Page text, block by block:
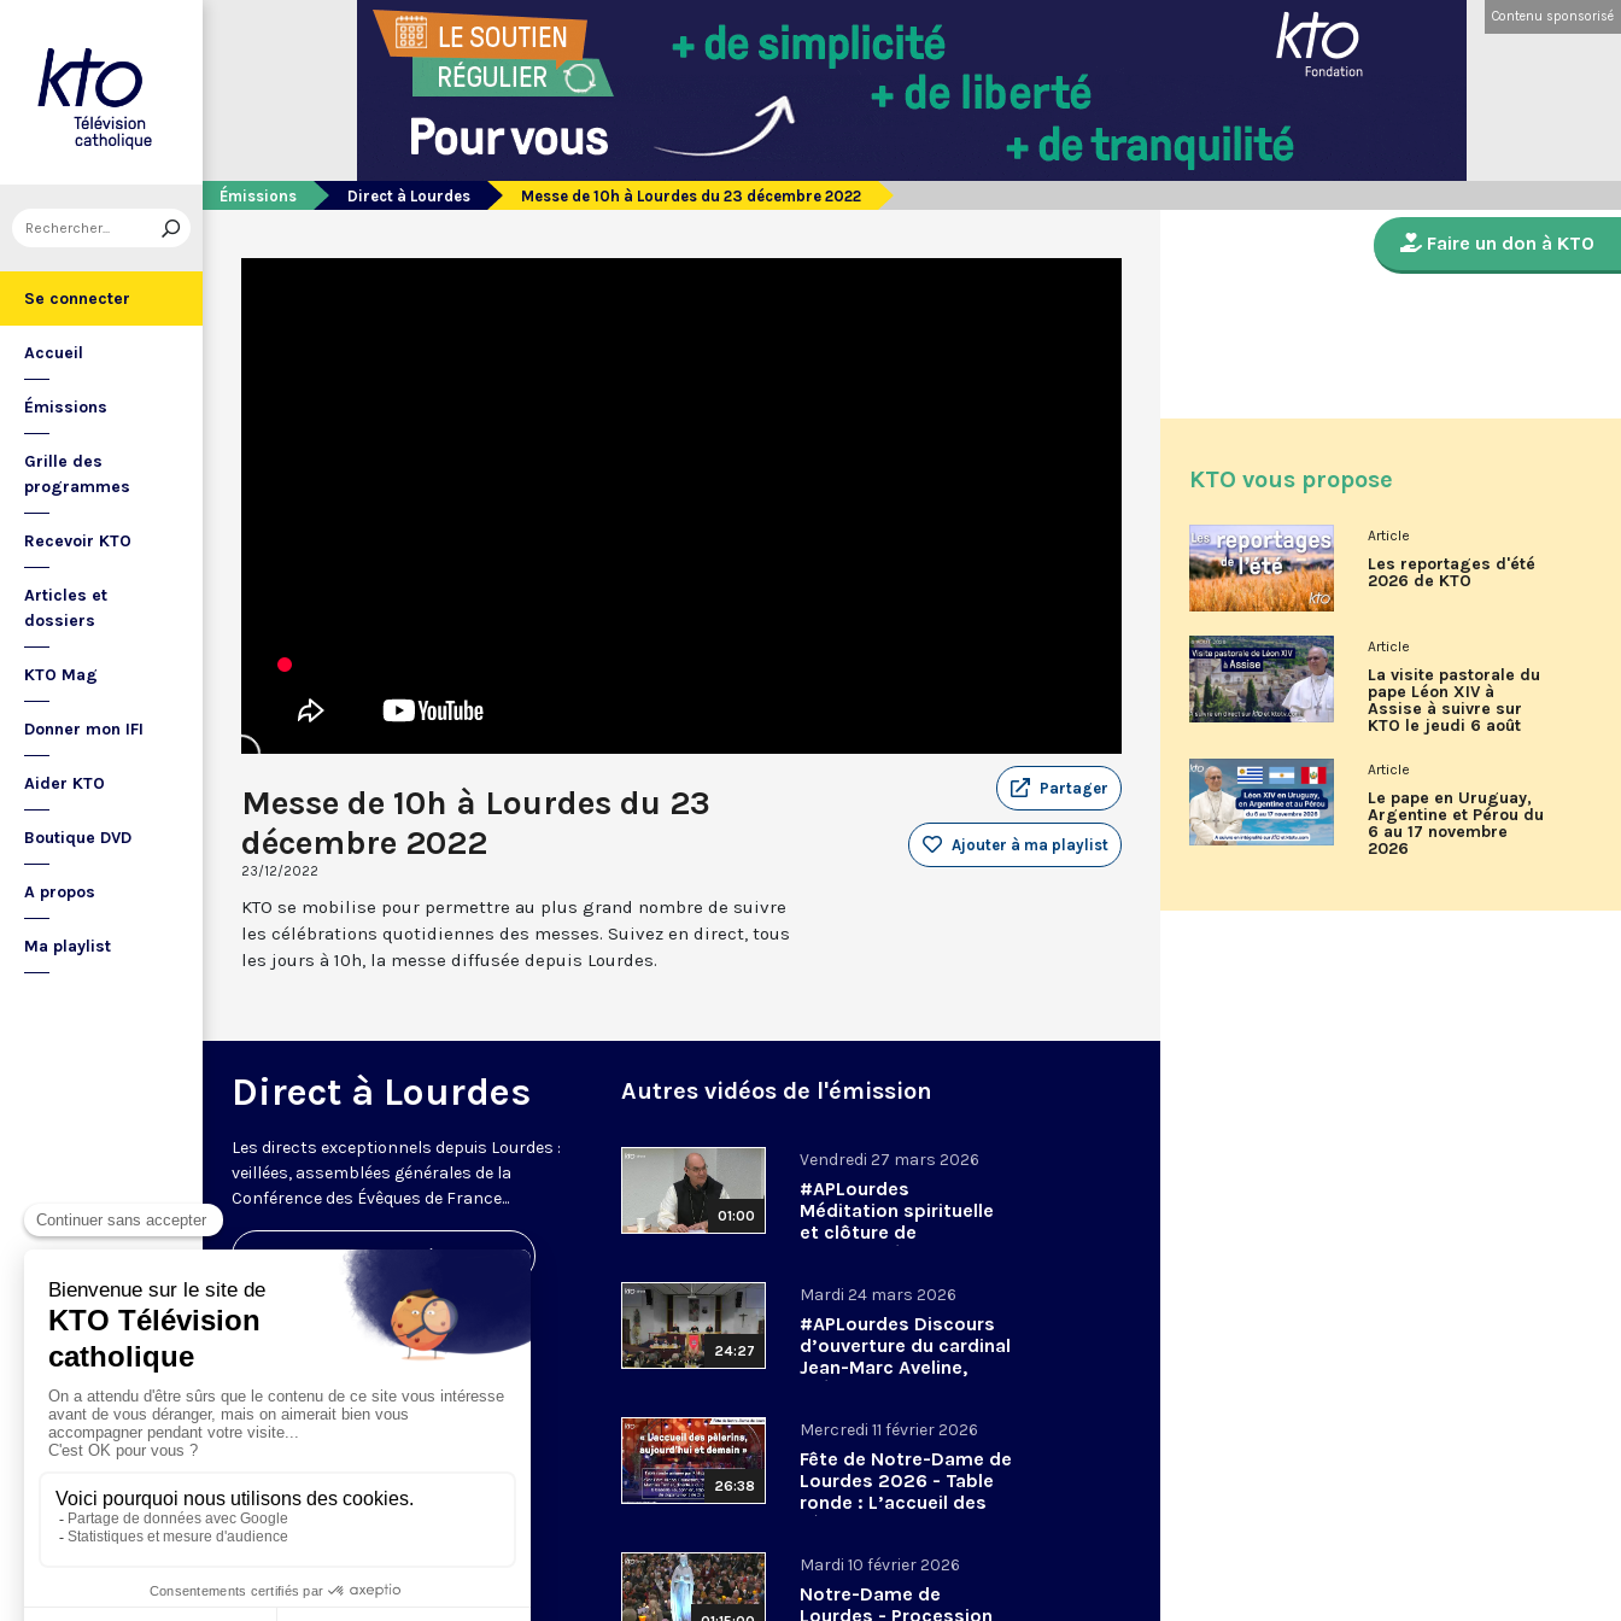
Se connecter
Accueil
Émissions
Grille des
programmes
Recevoir KTO
Articles et
dossiers
KTO Mag
Donner mon IFI
Aider KTO
Boutique DVD
A propos
Ma playlist
Contenu sponsorisé
Émissions Direct à Lourdes Messe de 10h à Lourdes du 23 décembre 2022
Messe de 10h à Lourdes du 23
décembre 2022
23/12/2022
Partager
Ajouter à ma playlist
KTO se mobilise pour permettre au plus grand nombre de suivre
les célébrations quotidiennes des messes. Suivez en direct, tous
les jours à 10h, la messe diffusée depuis Lourdes.
Direct à Lourdes
Les directs exceptionnels depuis Lourdes :
veillées, assemblées générales de la
Conférence des Évêques de France...
Visiter la page de l'émission
Autres vidéos de l'émission
01:00
Vendredi 27 mars 2026
#APLourdes
Méditation spirituelle
et clôture de
l’Assemblée des
mars 2026
24:27
Mardi 24 mars 2026
#APLourdes Discours
d’ouverture du cardinal
Jean-Marc Aveline,
président de la CEF -
26:38
Mercredi 11 février 2026
Fête de Notre-Dame de
Lourdes 2026 - Table
ronde : L’accueil des
pèlerins, aujourd’hui et
Mardi 10 février 2026
Notre-Dame de
Lourdes - Procession
Faire un don à KTO
KTO vous propose
Article
Les reportages d'été
2026 de KTO
Article
La visite pastorale du
pape Léon XIV à
Assise à suivre sur
KTO le jeudi 6 août
Article
Le pape en Uruguay,
Argentine et Pérou du
6 au 17 novembre
2026